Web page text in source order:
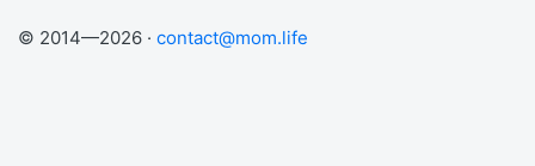
© 2014—2026 · contact@mom.life